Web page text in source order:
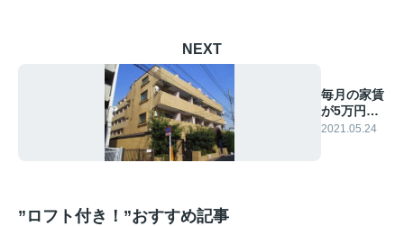
NEXT
毎月の家賃
が5万円台
♬
2021.05.24
”ロフト付き！”おすすめ記事